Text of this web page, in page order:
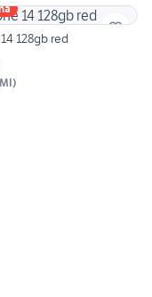
128gb red
MI)